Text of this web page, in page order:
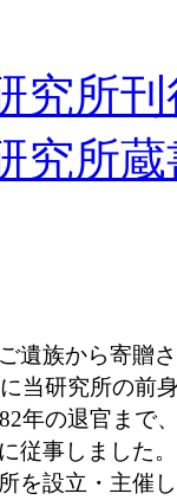
究所
究所
遺族から寄贈
当研究所の前
年の退官まで
従事しました
を設立・主催